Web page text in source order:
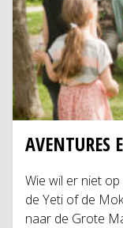
AVENTURES
Wie wil er niet
de Yeti of de
naar de Grote